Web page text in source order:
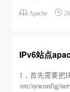
 Apache 
IPv6站点
1，首先需要把
/etc/sysconfig/